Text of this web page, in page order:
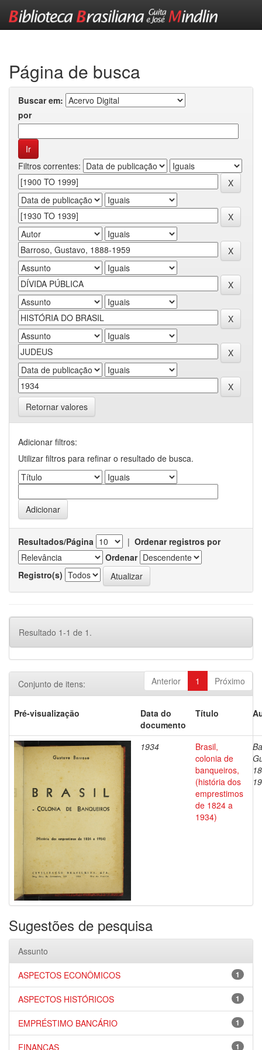
Página de busca
Buscar em:
por
Filtros correntes:
Retornar valores
Adicionar filtros:
Utilizar filtros para refinar o resultado de busca.
Resultados/Página | Ordenar registros por
Ordenar
Registro(s)
Resultado 1-1 de 1.
Anterior 1 Próximo
Conjunto de itens:
Pré-visualização
Data do
documento
Título
1934
Brasil,
colonia de
banqueiros,
(história dos
emprestimos
de 1824 a
1934)
Sugestões de pesquisa
Assunto
1
ASPECTOS ECONÔMICOS
1
ASPECTOS HISTÓRICOS
1
EMPRÉSTIMO BANCÁRIO
1
FINANÇAS